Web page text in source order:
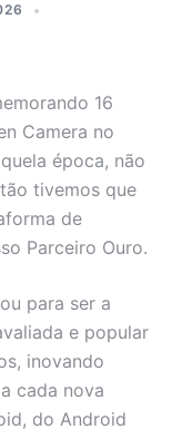
16
Camera no
época, não
tivemos que
de
Parceiro Ouro.
para ser a
e popular
inovando
cada nova
do Android